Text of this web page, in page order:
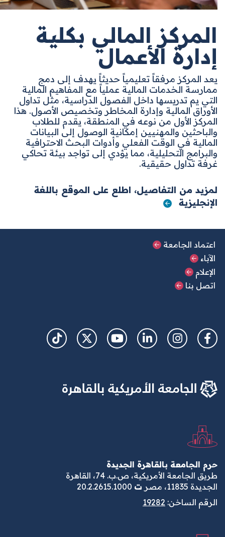
المركز المالي بكلية
إدارة الأعمال
يعد المركز مرفقاً تعليمياً حديثاً يهدف إلى دمج
ممارسة الخدمات المالية عملياً مع المفاهيم المالية
التي يم تدريسها داخل الفصول الدراسية، مثل تداول
الأوراق المالية وإدارة المخاطر وتخصيص الأصول. هذا
المركز الأول من نوعه في المنطقة، يقدم للطلاب
والباحثين والمهنيين إمكانية الوصول إلى البيانات
المالية في الوقت الفعلي وأدوات البحث الاحترافية
والبرامج التحليلية، مما يؤدي إلى تواجد بيئة تحاكي
غرفة تداول حقيقية.
لمزيد من التفاصيل، اطلع على الموقع باللغة
الإنجليزية
القائمة الرئيسية السفلية
اعتماد الجامعة
الآباء
الإعلام
اتصل بنا
Social Links
حرم الجامعة بالقاهرة الجديدة
طريق الجامعة الأمريكية، ص.ب. 74، القاهرة
الجديدة 11835، مصر
ت20.2.2615.1000
الرقم الساخن:19282